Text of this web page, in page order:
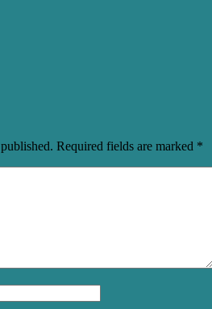
Required fields are marked *